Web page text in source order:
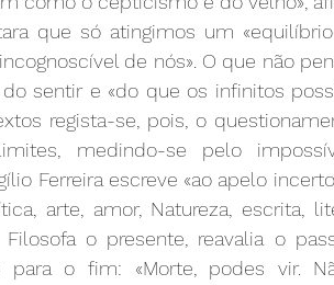
que só atingimos um
de nós». O que não
sentir e «do que os infinitos
regista-se, pois, o
medindo-se pelo
Ferreira escreve «ao apelo
arte, amor, Natureza, escrita,
Filosofa o presente, reavalia o
para o fim: «Morte, podes vir.